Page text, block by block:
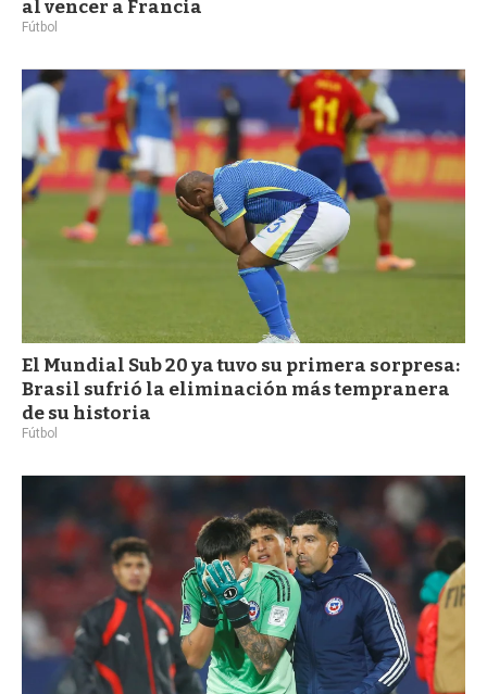
al vencer a Francia
Fútbol
El Mundial Sub 20 ya tuvo su primera sorpresa:
Brasil sufrió la eliminación más tempranera
de su historia
Fútbol